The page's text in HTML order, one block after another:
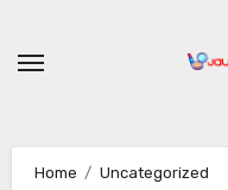
Home
Uncategorized